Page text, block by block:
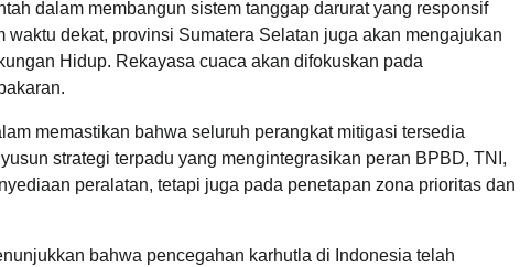
dalam membangun sistem tanggap darurat yang responsif
dekat, provinsi Sumatera Selatan juga akan mengajukan
Hidup. Rekayasa cuaca akan difokuskan pada
memastikan bahwa seluruh perangkat mitigasi tersedia
strategi terpadu yang mengintegrasikan peran BPBD, TNI,
peralatan, tetapi juga pada penetapan zona prioritas dan
bahwa pencegahan karhutla di Indonesia telah